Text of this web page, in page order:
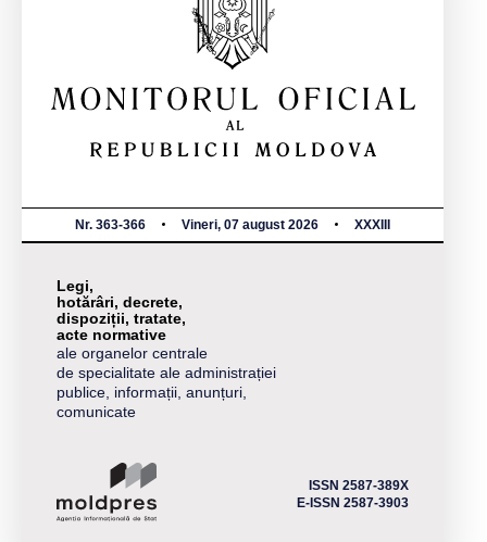
Nr. 363-366 Vineri, 07 august 2026 XXXIII
Legi,
hotărâri, decrete,
dispoziții, tratate,
acte normative
ale organelor centrale
de specialitate ale administrației
publice, informații, anunțuri,
comunicate
ISSN 2587-389X
E-ISSN 2587-3903